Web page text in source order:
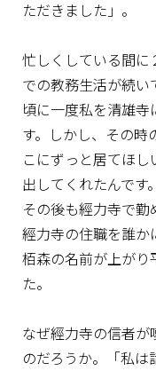
ただきました」。
忙しくしている間
での教務生活が続
頃に一度私を清雄
す。しかし、その時
こにずっと居てほ
出してくれたんです
その後も經力寺で
經力寺の住職を誰か
栢森の名前が上がり
た。
なぜ經力寺の信者
のだろうか。「私